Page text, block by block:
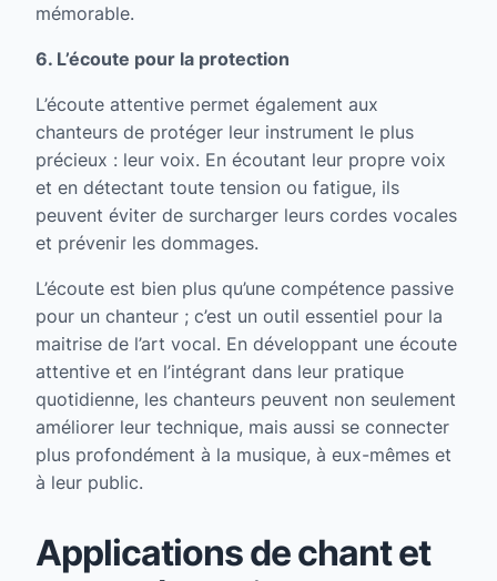
mémorable.
6. L’écoute pour la protection
L’écoute attentive permet également aux
chanteurs de protéger leur instrument le plus
précieux : leur voix. En écoutant leur propre voix
et en détectant toute tension ou fatigue, ils
peuvent éviter de surcharger leurs cordes vocales
et prévenir les dommages.
L’écoute est bien plus qu’une compétence passive
pour un chanteur ; c’est un outil essentiel pour la
maitrise de l’art vocal. En développant une écoute
attentive et en l’intégrant dans leur pratique
quotidienne, les chanteurs peuvent non seulement
améliorer leur technique, mais aussi se connecter
plus profondément à la musique, à eux-mêmes et
à leur public.
Applications de chant et